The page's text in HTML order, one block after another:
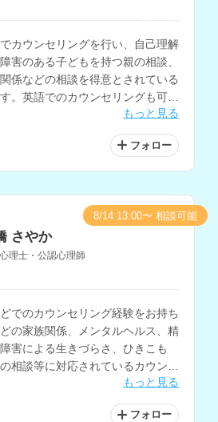
カウンセリングを行い、自己理解
害のある子どもを持つ親の相談、
係などの相談を得意とされている
。英語でのカウンセリングも可能
カウンセリングなどの経験もお持
もっと見る
フォロー
さやか
理士・公認心理師
でのカウンセリング経験をお持ち
の家族関係、メンタルヘルス、精
害による生きづらさ、ひきこも
相談等に対応されているカウンセ
もっと見る
フォロー
8/14 13:00〜 相談可能